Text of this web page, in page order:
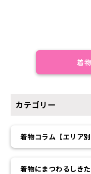
着
カテゴリー
着物コラム【エリア別
着物にまつわるしき